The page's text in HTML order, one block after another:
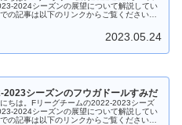
2024シーズンの展望について解説してい
の記事は以下のリンクからご覧ください。
2023.05.24
シーズンのフウガドールすみだ
ちは。Fリーグチームの2022-2023シーズ
2024シーズンの展望について解説してい
の記事は以下のリンクからご覧ください。